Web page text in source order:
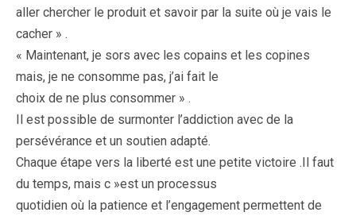
aller chercher le produit et savoir par la suite où je vais le
cacher » .
« Maintenant, je sors avec les copains et les copines
mais, je ne consomme pas, j’ai fait le
choix de ne plus consommer » .
Il est possible de surmonter l’addiction avec de la
persévérance et un soutien adapté.
Chaque étape vers la liberté est une petite victoire .Il faut
du temps, mais c »est un processus
quotidien où la patience et l’engagement permettent de